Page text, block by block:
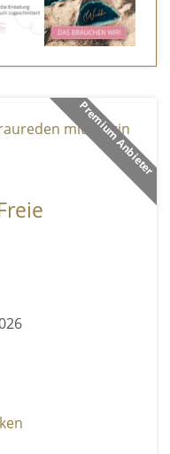
Premium Anbieter